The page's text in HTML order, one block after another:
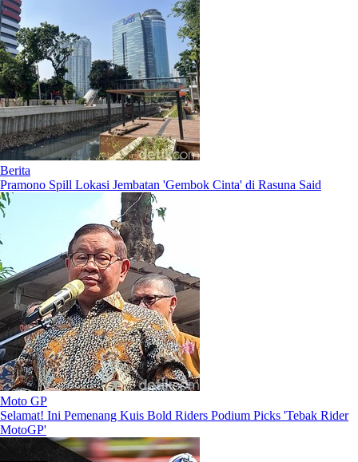
Berita
Pramono Spill Lokasi Jembatan 'Gembok Cinta' di Rasuna Said
Moto GP
Selamat! Ini Pemenang Kuis Bold Riders Podium Picks 'Tebak Rider
MotoGP'